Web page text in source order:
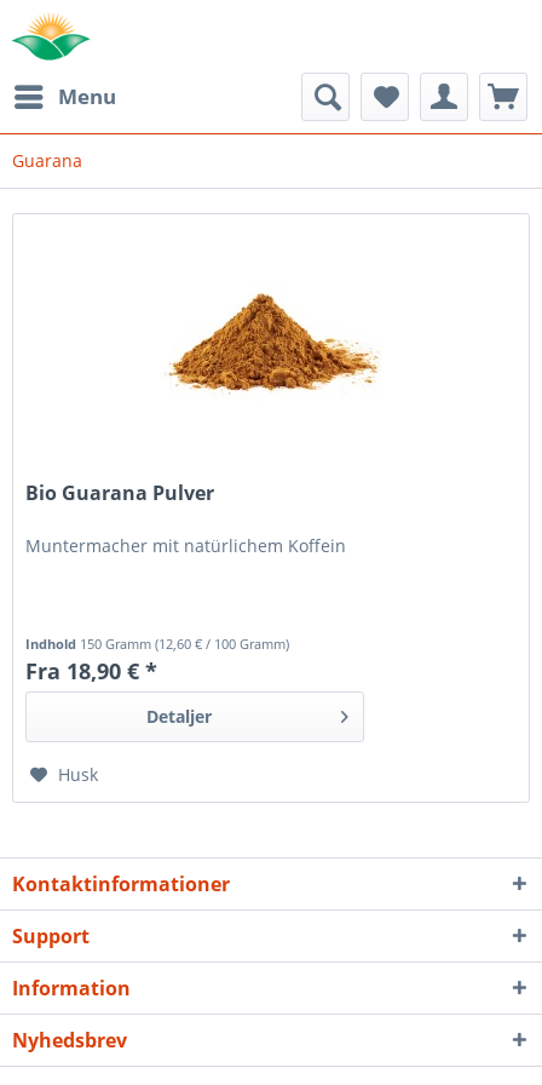
Menu
Guarana
Bio Guarana Pulver
Muntermacher mit natürlichem Koffein
Indhold 150 Gramm(12,60 € / 100 Gramm)
Fra 18,90 € *
Detaljer
Husk
Kontaktinformationer
Support
Information
Nyhedsbrev